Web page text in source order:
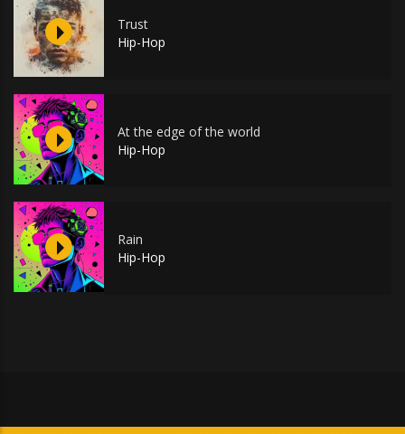
Trust
Hip-Hop
At the edge of the world
Hip-Hop
Rain
Hip-Hop